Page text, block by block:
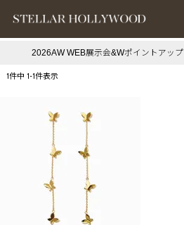
2026AW WEB展示会&Wポイントアップ
1件中 1-1件表示